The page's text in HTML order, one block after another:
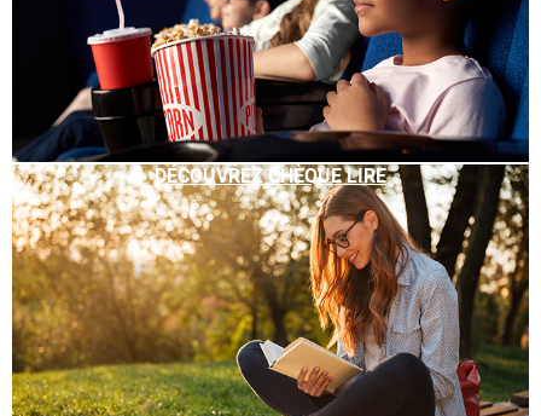
DÉCOUVREZ CHÈQUE LIRE